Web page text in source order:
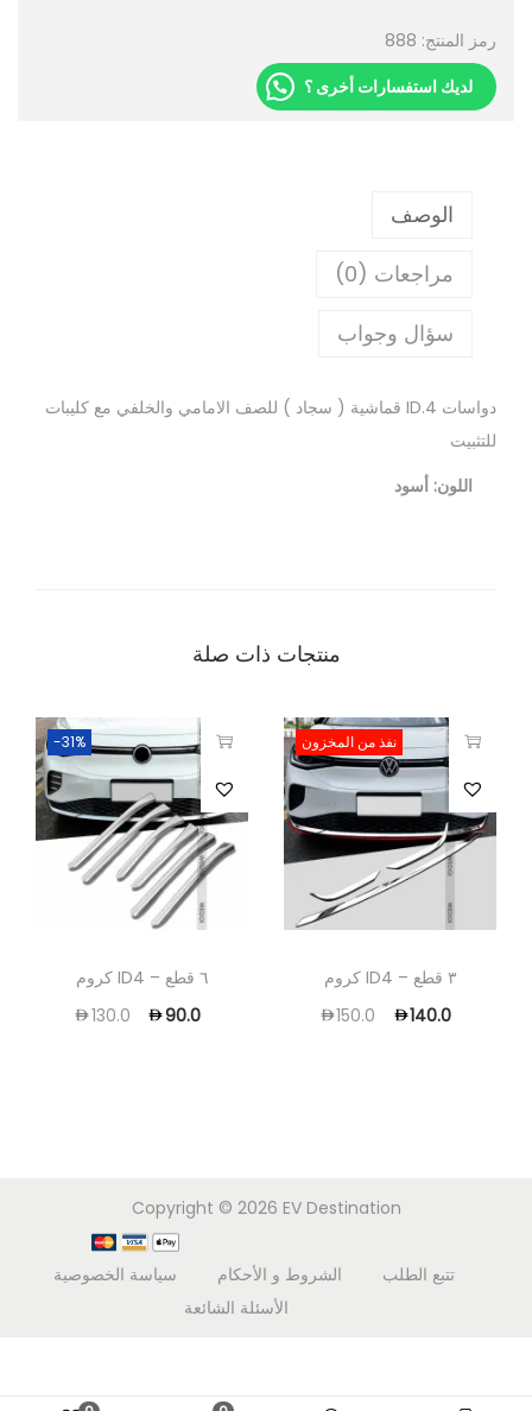
رمز المنتج: 888
لديك استفسارات أخرى ؟
الوصف
مراجعات (0)
سؤال وجواب
دواسات ID.4 قماشية ( سجاد ) للصف الامامي والخلفي مع كليبات
للتثبيت
اللون: أسود
منتجات ذات صلة
-31%
كروم ID4 – ٦ قطع
130.0
90.0
نفذ من المخزون
كروم ID4 – ٣ قطع
150.0
140.0
Copyright © 2026 EV Destination
تتبع الطلب الشروط و الأحكام
سياسة الخصوصية
الأسئلة الشائعة